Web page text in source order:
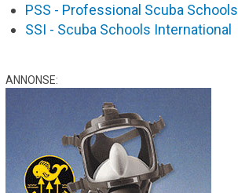
PSS - Professional Scuba Schools
SSI - Scuba Schools International
ANNONSE: